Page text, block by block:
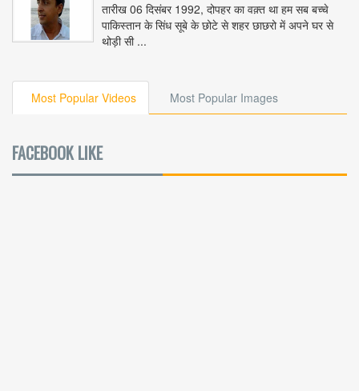
तारीख 06 दिसंबर 1992, दोपहर का वक़्त था हम सब बच्चे
पाकिस्तान के सिंध सूबे के छोटे से शहर छाछरो में अपने घर से
थोड़ी सी ...
Most Popular Videos Most Popular Images
FACEBOOK LIKE